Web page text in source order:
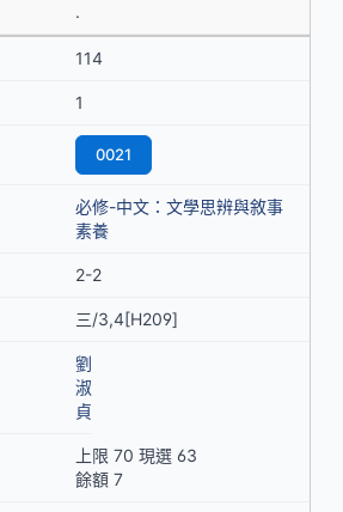
.
114
1
0021
必修-中文：文學思辨與敘事
素養
2-2
三/3,4[H209]
劉
淑
貞
上限 70 現選 63
餘額 7